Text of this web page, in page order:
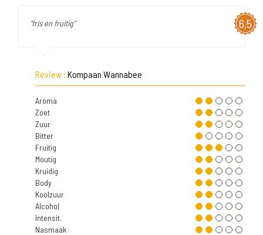
6,5
"fris en fruitig"
Review : Kompaan Wannabee
Aroma
Zoet
Zuur
Bitter
Fruitig
Moutig
Kruidig
Body
Koolzuur
Alcohol
Intensit.
Nasmaak